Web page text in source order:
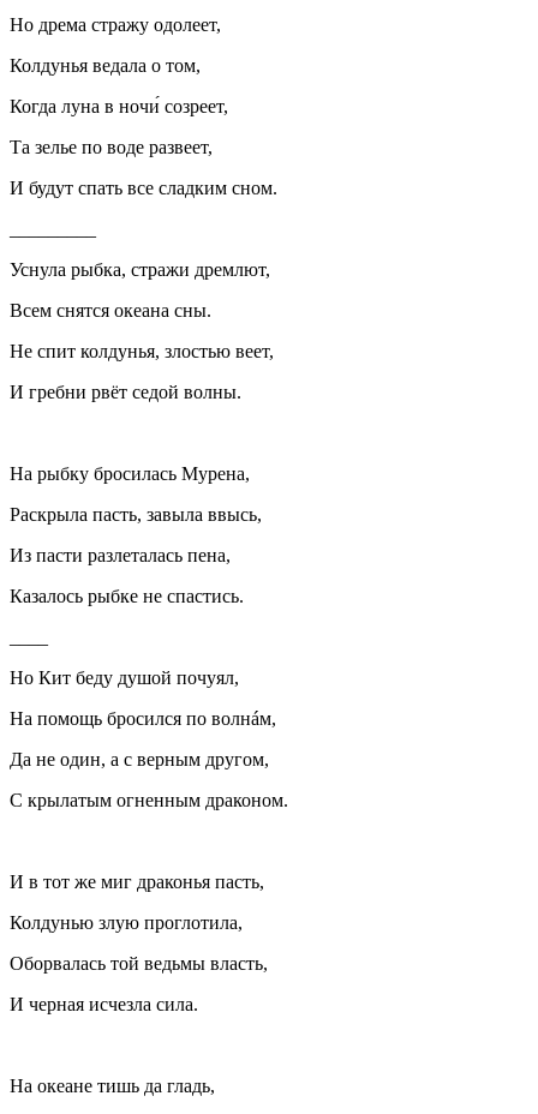
Но дрема стражу одолеет,
Колдунья ведала о том,
Когда луна в ночи́ созреет,
Та зелье по воде развеет,
И будут спать все сладким сном.
Уснула рыбка, стражи дремлют,
Всем снятся океана сны.
Не спит колдунья, злостью веет,
И гребни рвёт седой волны.
На рыбку бросилась Мурена,
Раскрыла пасть, завыла ввысь,
Из пасти разлеталась пена,
Казалось рыбке не спастись.
Но Кит беду душой почуял,
На помощь бросился по волнáм,
Да не один, а с верным другом,
С крылатым огненным драконом.
И в тот же миг драконья пасть,
Колдунью злую проглотила,
Оборвалась той ведьмы власть,
И черная исчезла сила.
На океане тишь да гладь,